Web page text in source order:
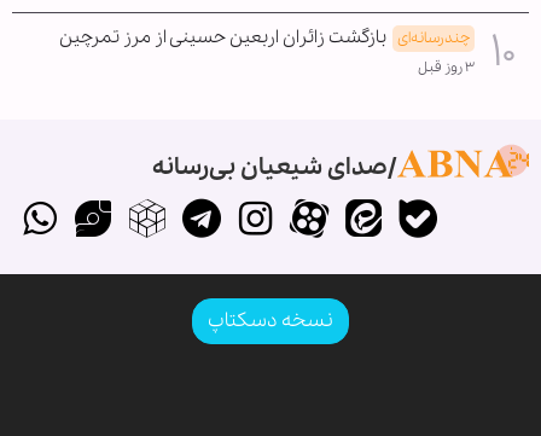
چندرسانه‌ای بازگشت زائران اربعین حسینی از مرز تمرچین
۳ روز قبل
صدای شیعیان بی‌رسانه
نسخه دسکتاپ